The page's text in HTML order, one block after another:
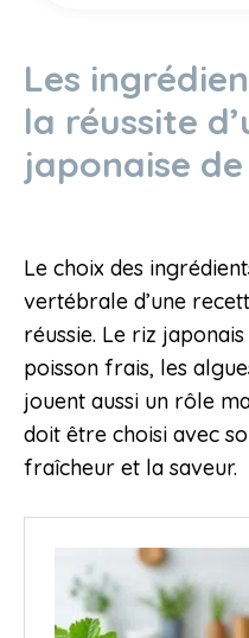
Les
la réussite
japonaise
Le choix des
vertébrale d’une
réussie. Le riz
poisson frais, les
jouent aussi un rôle
doit être choisi avec
fraîcheur et la saveur.